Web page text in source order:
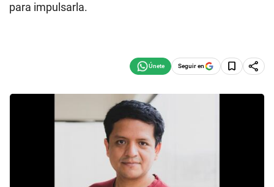
para impulsarla.
Seguir en